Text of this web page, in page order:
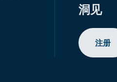
洞见
注册